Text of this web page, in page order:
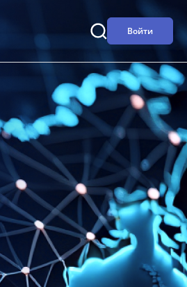
Войти